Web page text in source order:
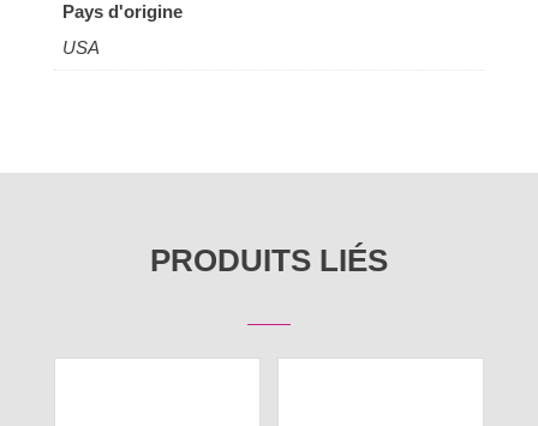
Pays d'origine
USA
PRODUITS LIÉS